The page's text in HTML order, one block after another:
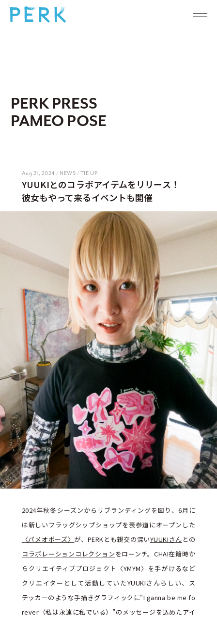
PERK PRESS
PAMEO POSE
Aug 21, 2024 / NEWS / TIE UP
YUUKIとのコラボアイテムをリリース！
彼女もやって来るイベントも開催
2024年秋冬シーズンからリブランディングを図り、6月に
は新しいフラッグシップショップを表参道にオープンした
〈パメオポーズ〉 が、PERKとも親交の深いYUUKIさん との
コラボレーションコレクション をローンチ。CHAI在籍時か
らクリエイティブプロジェクト〈YMYM〉を手がけるなど
クリエイターとして活動していたYUUKIさんらしい、ス
テッカーのような手描きグラフィックに“I ganna be me fo
rever（私は永遠に私でいる）”のメッセージを込めたアイ